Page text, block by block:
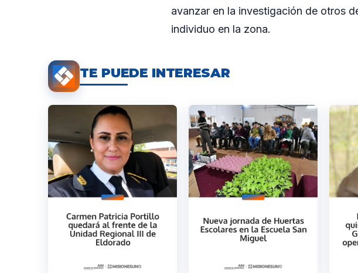
avanzar en la investigación de otros
individuo en la zona.
TE PUEDE INTERESAR